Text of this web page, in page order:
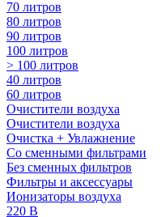
70 литров
80 литров
90 литров
100 литров
> 100 литров
40 литров
60 литров
Очистители воздуха
Очистители воздуха
Очистка + Увлажнение
Cо сменными фильтрами
Без сменных фильтров
Фильтры и аксессуары
Ионизаторы воздуха
220 В